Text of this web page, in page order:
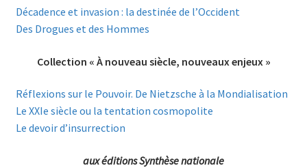
Décadence et invasion : la destinée de l’Occident
Des Drogues et des Hommes
Collection « À nouveau siècle, nouveaux enjeux »
Réflexions sur le Pouvoir. De Nietzsche à la Mondialisation
Le XXIe siècle ou la tentation cosmopolite
Le devoir d’insurrection
aux éditions Synthèse nationale